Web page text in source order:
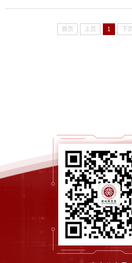
首页 上页 1 下页